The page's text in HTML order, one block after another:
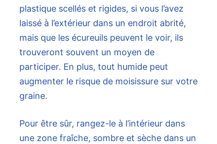
plastique scellés et rigides, si vous l’avez
laissé à l’extérieur dans un endroit abrité,
mais que les écureuils peuvent le voir, ils
trouveront souvent un moyen de
participer. En plus, tout humide peut
augmenter le risque de moisissure sur votre
graine.
Pour être sûr, rangez-le à l’intérieur dans
une zone fraîche, sombre et sèche dans un